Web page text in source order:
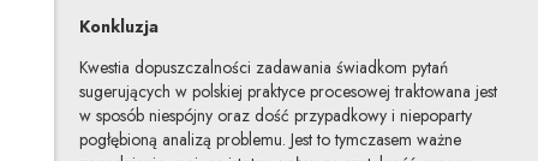
Konkluzja
Kwestia dopuszczalności zadawania świadkom pytań
sugerujących w polskiej praktyce procesowej traktowana jest
w sposób niespójny oraz dość przypadkowy i niepoparty
pogłębioną analizą problemu. Jest to tymczasem ważne